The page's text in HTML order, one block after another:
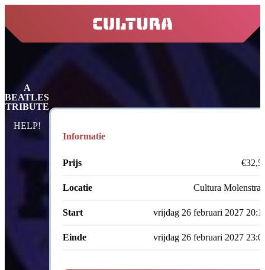
home
A
BEATLES
TRIBUTE
HELP!
Informatie
Prijs
Locatie Cultura
Start vrijdag 26 februari 2027
Einde vrijdag 26 februari 2027